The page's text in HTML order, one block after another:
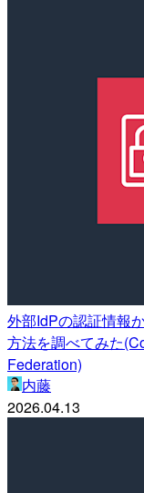
外部IdPの認証情報
方法を調べてみた
Federation)
内藤
2026.04.13